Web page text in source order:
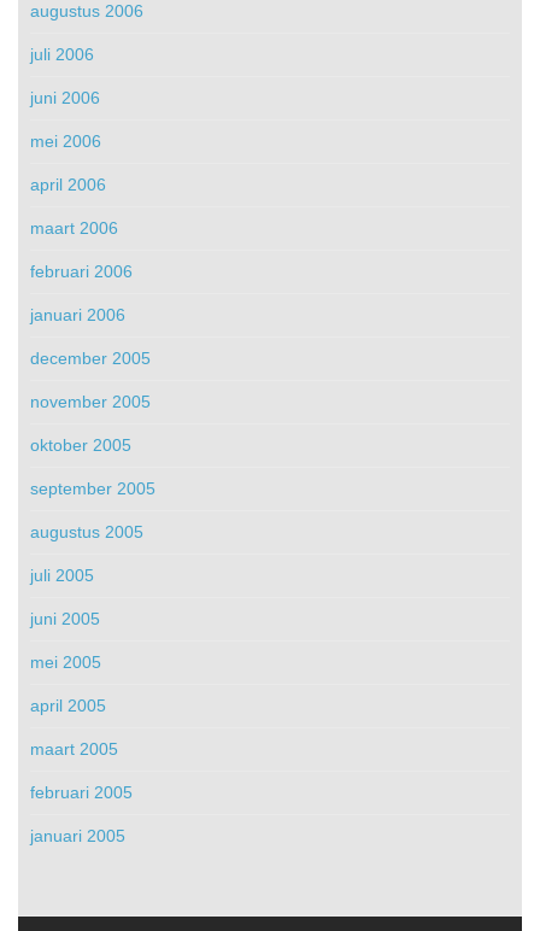
augustus 2006
juli 2006
juni 2006
mei 2006
april 2006
maart 2006
februari 2006
januari 2006
december 2005
november 2005
oktober 2005
september 2005
augustus 2005
juli 2005
juni 2005
mei 2005
april 2005
maart 2005
februari 2005
januari 2005